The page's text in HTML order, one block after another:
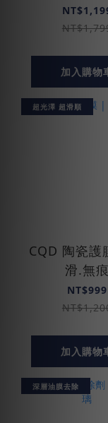
加入購物
超光澤 超滑順
CQD 陶瓷
滑.無痕
NT$999
加入購物
深層油膜去除